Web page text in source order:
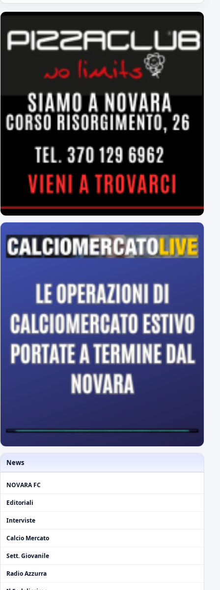
News
NOVARA FC
Editoriali
Interviste
Calcio Mercato
Sett. Giovanile
Radio Azzurra